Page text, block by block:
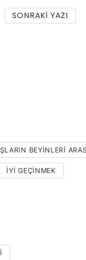
SONRAKI YAZI
BEYINLERI
IYI GEÇINMEK